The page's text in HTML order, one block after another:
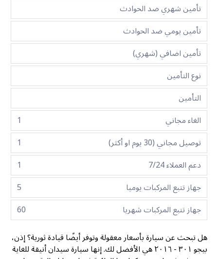
تأمين شهري ضد الحوادث
تأمين يومي ضد الحوادث
تأمين اضافي (شهري)
نوع التأمين
التأمين
الغاء مجاني
1
توصيل مجاني (30 يوم او أكثر)
1
دعم العملاء 7/24
1
جهاز تتبع المركبات يوميا
5
جهاز تتبع المركبات شهريا
60
هل تبحث عن سيارة بأسعار معقولة وتوفر أيضًا قيادة ثورية؟ إذن،
بيجو ٣٠١ - ٢٠١٦ هي الأفضل لك. إنها سيارة سيدان أنيقة للغاية